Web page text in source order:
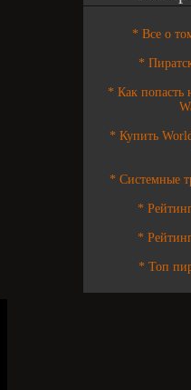
* Все о
*
* Как попасть
* Купить
* Системные
*
*
* Топ